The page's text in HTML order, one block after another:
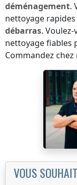
déménagement.
nettoyage
débarras.
nettoyage fiables
Commandez chez
VOUS